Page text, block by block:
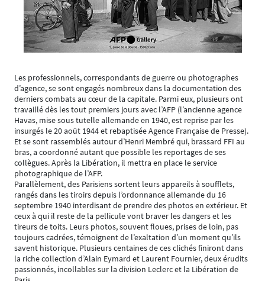
Les professionnels, correspondants de guerre ou photographes
d’agence, se sont engagés nombreux dans la documentation des
derniers combats au cœur de la capitale. Parmi eux, plusieurs ont
travaillé dès les tout premiers jours avec l’AFP (l’ancienne agence
Havas, mise sous tutelle allemande en 1940, est reprise par les
insurgés le 20 août 1944 et rebaptisée Agence Française de Presse).
Et se sont rassemblés autour d’Henri Membré qui, brassard FFI au
bras, a coordonné autant que possible les reportages de ses
collègues. Après la Libération, il mettra en place le service
photographique de l’AFP.
Parallèlement, des Parisiens sortent leurs appareils à soufflets,
rangés dans les tiroirs depuis l’ordonnance allemande du 16
septembre 1940 interdisant de prendre des photos en extérieur. Et
ceux à qui il reste de la pellicule vont braver les dangers et les
tireurs de toits. Leurs photos, souvent floues, prises de loin, pas
toujours cadrées, témoignent de l’exaltation d’un moment qu’ils
savent historique. Plusieurs centaines de ces clichés finiront dans
la riche collection d’Alain Eymard et Laurent Fournier, deux érudits
passionnés, incollables sur la division Leclerc et la Libération de